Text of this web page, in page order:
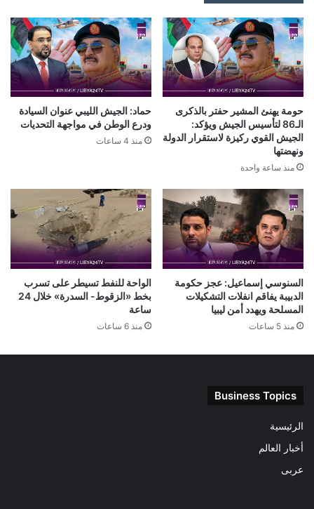
حومة يهنئ المشير حفتر بالذكرى
الـ86 لتأسيس الجيش ويؤكد:
الجيش القوي ركيزة لاستقرار الدولة
ونهضتها
منذ ساعة واحدة
حماد: الجيش الليبي عنوان السيادة
ودرع الوطن في مواجهة التحديات
منذ 4 ساعات
السنوسي إسماعيل: عجز حكومة
الدبيبة يفاقم انفلات التشكيلات
المسلحة ويهدد أمن ليبيا
منذ 5 ساعات
الواحة للنفط تسيطر على تسرب
بخط «الزقوط- السدرة» خلال 24
ساعة
منذ 6 ساعات
Business Topics
الرئيسية
أخبار العالم
عربى